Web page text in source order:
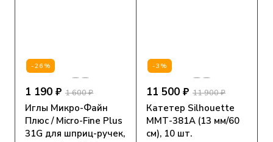
-26%
1 190 ₽ 1 600 ₽
Иглы Микро-Файн
Плюс / Micro-Fine Plus
31G для шприц-ручек,
-3%
11 500 ₽ 11 900 ₽
Катетер Silhouette
ММТ-381А (13 мм/60
см), 10 шт.